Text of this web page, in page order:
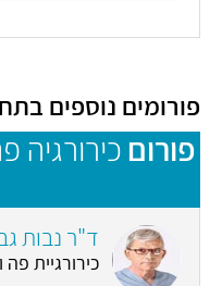
פורומים נוספים
פורום כירורגיה
ד"ר נבות
כירורגיית